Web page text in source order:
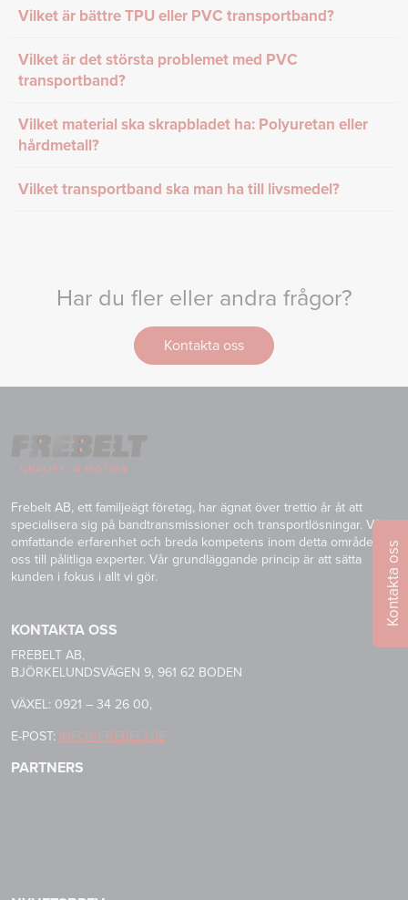
Kontakta oss
Vilket är bättre TPU eller PVC transportband?
Vilket är det största problemet med PVC
transportband?
Vilket material ska skrapbladet ha: Polyuretan eller
hårdmetall?
Vilket transportband ska man ha till livsmedel?
Har du fler eller andra frågor?
Kontakta oss
Frebelt AB, ett familjeägt företag, har ägnat över trettio år åt att
specialisera sig på bandtransmissioner och transportlösningar. Vår
omfattande erfarenhet och breda kompetens inom detta område gör
oss till pålitliga experter. Vår grundläggande princip är att sätta
kunden i fokus i allt vi gör.
KONTAKTA OSS
FREBELT AB,
BJÖRKELUNDSVÄGEN 9, 961 62 BODEN
VÄXEL: 0921 – 34 26 00,
E-POST: INFO@FREBELT.SE
PARTNERS